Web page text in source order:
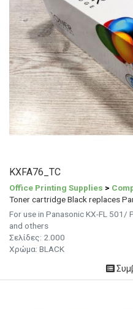
KXFA76_TC
Office Printing Supplies >
Toner cartridge Black replaces
For use in Panasonic KX-FL 501/
and others
Σελίδες: 2.000
Χρώμα: BLACK